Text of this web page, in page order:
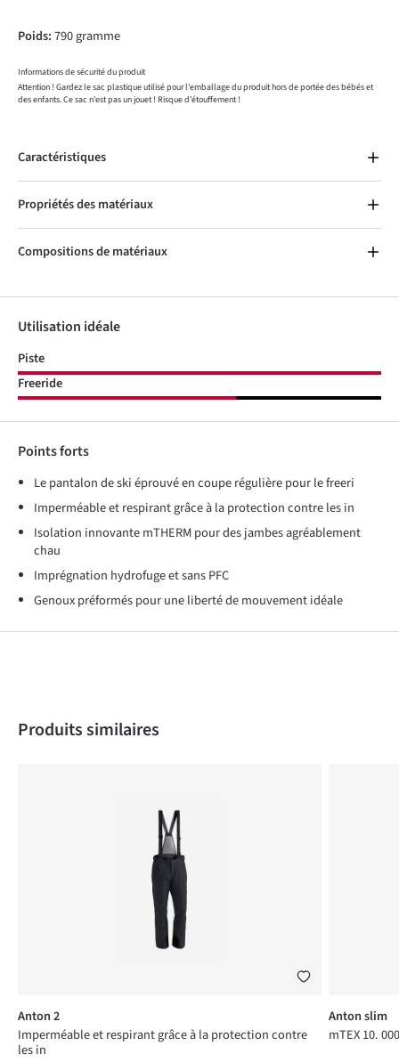
Poids:790 gramme
Informations de sécurité du produit
Attention ! Gardez le sac plastique utilisé pour l'emballage du produit hors de portée des bébés et
des enfants. Ce sac n'est pas un jouet ! Risque d'étouffement !
Caractéristiques
Propriétés des matériaux
Compositions de matériaux
Utilisation idéale
Piste
Freeride
Points forts
Le pantalon de ski éprouvé en coupe régulière pour le freeri
Imperméable et respirant grâce à la protection contre les in
Isolation innovante mTHERM pour des jambes agréablement
chau
Imprégnation hydrofuge et sans PFC
Genoux préformés pour une liberté de mouvement idéale
Produktgalerie überspringen
Produits similaires
Anton 2
Imperméable et respirant grâce à la protection contre
les in
Anton slim
mTEX 10.